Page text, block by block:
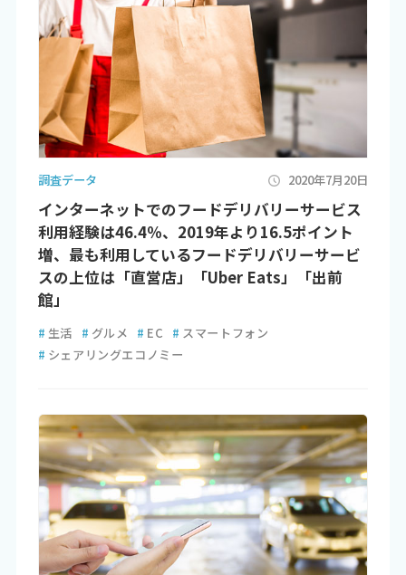
調査データ 2020年7月20日
インターネットでのフードデリバリーサービス
利用経験は46.4％、2019年より16.5ポイント
増、最も利用しているフードデリバリーサービ
スの上位は「直営店」「Uber Eats」「出前
館」
# 生活 # グルメ # EC # スマートフォン
# シェアリングエコノミー